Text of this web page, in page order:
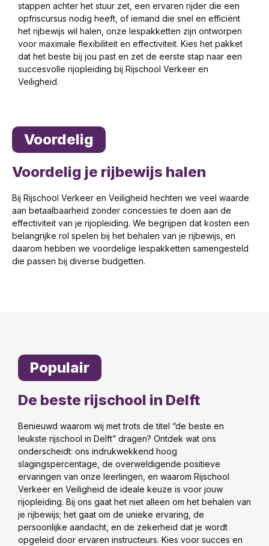
stappen achter het stuur zet, een ervaren rijder die een
opfriscursus nodig heeft, of iemand die snel en efficiënt
het rijbewijs wil halen, onze lespakketten zijn ontworpen
voor maximale flexibiliteit en effectiviteit. Kies het pakket
dat het beste bij jou past en zet de eerste stap naar een
succesvolle rijopleiding bij Rijschool Verkeer en
Veiligheid.
Voordelig
Voordelig je rijbewijs halen
Bij Rijschool Verkeer en Veiligheid hechten we veel waarde
aan betaalbaarheid zonder concessies te doen aan de
effectiviteit van je rijopleiding. We begrijpen dat kosten een
belangrijke rol spelen bij het behalen van je rijbewijs, en
daarom hebben we voordelige lespakketten samengesteld
die passen bij diverse budgetten.
Populair
De beste rijschool in Delft
Benieuwd waarom wij met trots de titel “de beste en
leukste rijschool in Delft” dragen? Ontdek wat ons
onderscheidt: ons indrukwekkend hoog
slagingspercentage, de overweldigende positieve
ervaringen van onze leerlingen, en waarom Rijschool
Verkeer en Veiligheid de ideale keuze is voor jouw
rijopleiding. Bij ons gaat het niet alleen om het behalen van
je rijbewijs; het gaat om de unieke ervaring, de
persoonlijke aandacht, en de zekerheid dat je wordt
opgeleid door ervaren instructeurs. Kies voor succes en